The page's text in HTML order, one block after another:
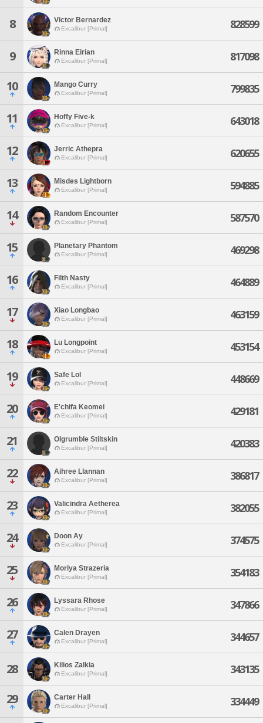
8 Victor Bernardez
Excalibur [Primal] 828599
9 Rinna Eirian
Excalibur [Primal] 817098
10 Mango Curry
Excalibur [Primal] 799835
11 Hoffy Five-k
Excalibur [Primal] 643018
12 Jerric Athepra
Excalibur [Primal] 620655
13 Misdes Lightborn
Excalibur [Primal] 594885
14 Random Encounter
Excalibur [Primal] 587570
15 Planetary Phantom
Excalibur [Primal] 469298
16 Filth Nasty
Excalibur [Primal] 464889
17 Xiao Longbao
Excalibur [Primal] 463159
18 Lu Longpoint
Excalibur [Primal] 453154
19 Safe Lol
Excalibur [Primal] 448669
20 E'chifa Keomei
Excalibur [Primal] 429181
21 Olgrumble Stiltskin
Excalibur [Primal] 420383
22 Aihree Llannan
Excalibur [Primal] 386817
23 Valicindra Aetherea
Excalibur [Primal] 382055
24 Doon Ay
Excalibur [Primal] 374575
25 Moriya Strazeria
Excalibur [Primal] 354183
26 Lyssara Rhose
Excalibur [Primal] 347866
27 Calen Drayen
Excalibur [Primal] 344657
28 Kilios Zalkia
Excalibur [Primal] 343135
29 Carter Hall
Excalibur [Primal] 334449